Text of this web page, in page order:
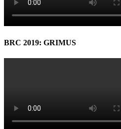
BRC 2019: GRIMUS